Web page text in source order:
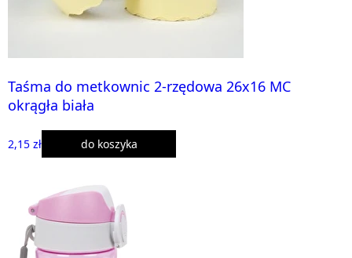
Taśma do metkownic 2-rzędowa 26x16 MC
okrągła biała
2,15 zł do koszyka